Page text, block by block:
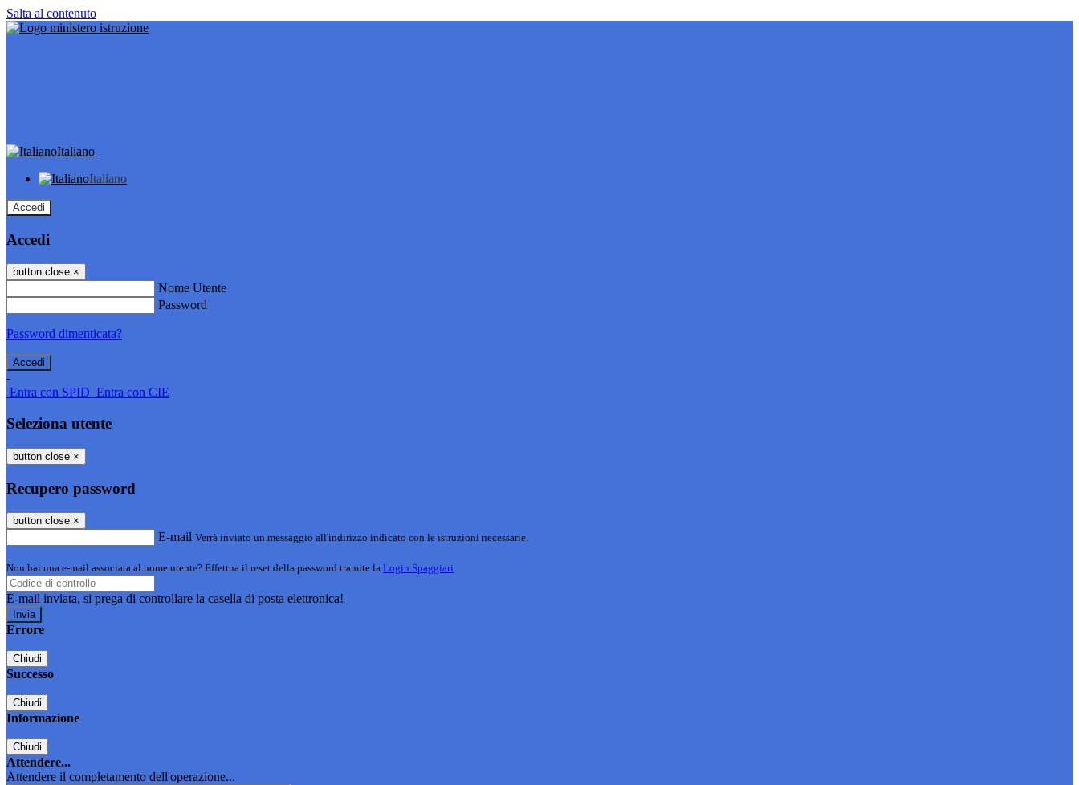
Salta al contenuto
Italiano
Italiano
Accedi
Accedi
button close ×
Nome Utente
Password
Password dimenticata?
-
Entra con SPID Entra con CIE
Seleziona utente
button close ×
Recupero password
button close ×
E-mail Verrà inviato un messaggio all'indirizzo indicato con le istruzioni necessarie.
Non hai una e-mail associata al nome utente? Effettua il reset della password tramite la Login Spaggiari
E-mail inviata, si prega di controllare la casella di posta elettronica!
Errore
Chiudi
Successo
Chiudi
Informazione
Chiudi
Attendere...
Attendere il completamento dell'operazione...